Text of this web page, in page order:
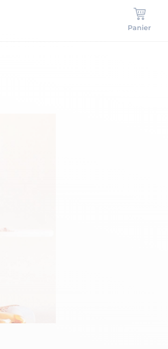
Panier